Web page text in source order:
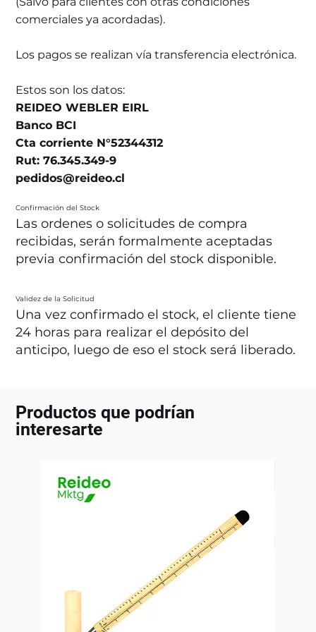
comerciales ya acordadas).
Los pagos se realizan vía transferencia electrónica.
Estos son los datos:
REIDEO WEBLER EIRL
Banco BCI
Cta corriente N°52344312
Rut: 76.345.349-9
pedidos@reideo.cl
Confirmación del Stock
Las ordenes o solicitudes de compra
recibidas, serán formalmente aceptadas
previa confirmación del stock disponible.
Validez de la Solicitud
Una vez confirmado el stock, el cliente tiene
24 horas para realizar el depósito del
anticipo, luego de eso el stock será liberado.
Productos que podrían
interesarte